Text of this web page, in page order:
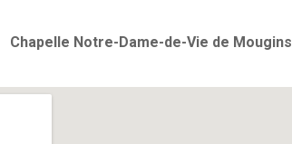
Chapelle Notre-Dame-de-Vie de Mougins